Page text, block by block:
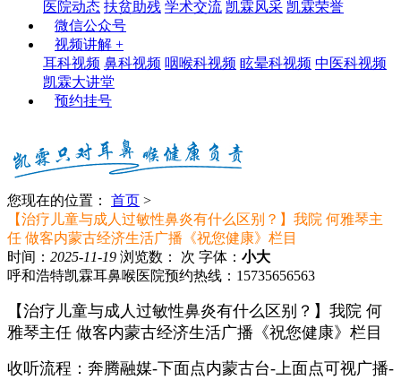
医院动态 扶贫助残 学术交流 凯霖风采 凯霖荣誉
微信公众号
视频讲解 +
耳科视频 鼻科视频 咽喉科视频 眩晕科视频 中医科视频
凯霖大讲堂
预约挂号
您现在的位置： 首页 >
【治疗儿童与成人过敏性鼻炎有什么区别？】我院 何雅琴主
任 做客内蒙古经济生活广播《祝您健康》栏目
时间： 2025-11-19 浏览数： 次 字体： 小大
呼和浩特凯霖耳鼻喉医院预约热线：15735656563
【治疗儿童与成人过敏性鼻炎有什么区别？】我院 何
雅琴主任 做客内蒙古经济生活广播《祝您健康》栏目
收听流程：奔腾融媒-下面点内蒙古台-上面点可视广播-